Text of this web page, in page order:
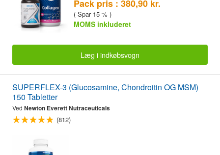
Pack pris : 380,90 kr.
( Spar 15 % )
MOMS inkluderet
Læg i indkøbsvogn
SUPERFLEX-3 (Glucosamine, Chondroitin OG MSM)
150 Tabletter
Ved Newton Everett Nutraceuticals
(812)